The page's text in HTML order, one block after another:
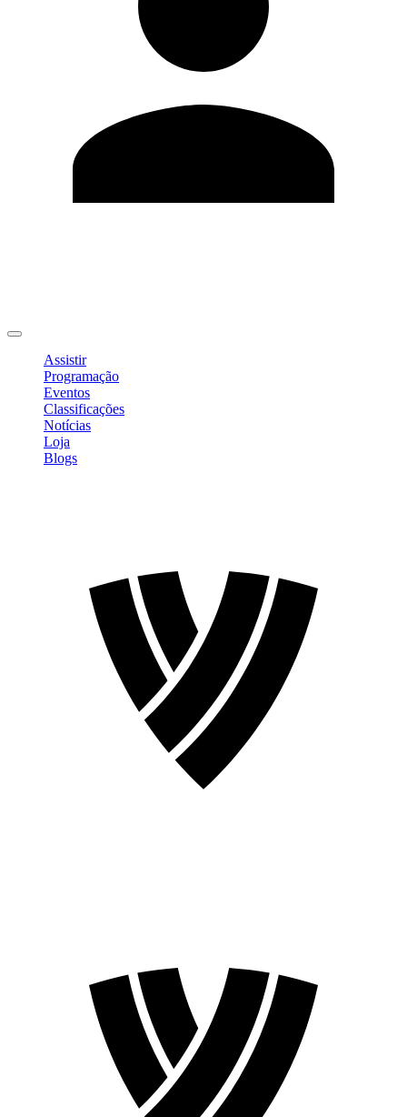
Assistir
Programação
Eventos
Classificações
Notícias
Loja
Blogs